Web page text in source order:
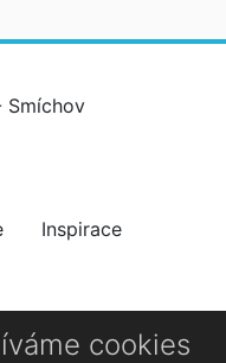
Smíchov
Inspirace
cookies